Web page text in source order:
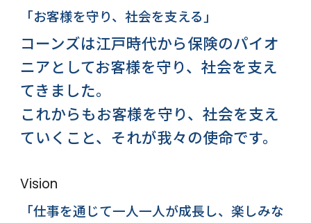
「お客様を守り、社会を支える」
コーンズは江戸時代から保険のパイオ
ニアとしてお客様を守り、 社会を支え
てきました。
これからもお客様を守り、社会を支え
ていくこと、 それが我々の使命です。
Vision
「仕事を通じて一人一人が成長し、楽しみな